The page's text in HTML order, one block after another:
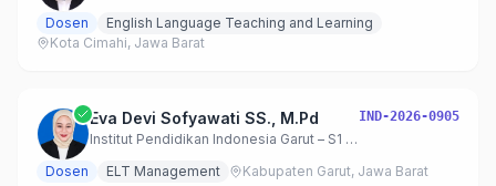
Dosen
English Language Teaching and Learning
Kota Cimahi, Jawa Barat
Eva Devi Sofyawati SS., M.Pd
Institut Pendidikan Indonesia Garut – S1 Pendidikan Bahasa Inggris
IND-2026-0905
Dosen ELT Management Kabupaten Garut, Jawa Barat